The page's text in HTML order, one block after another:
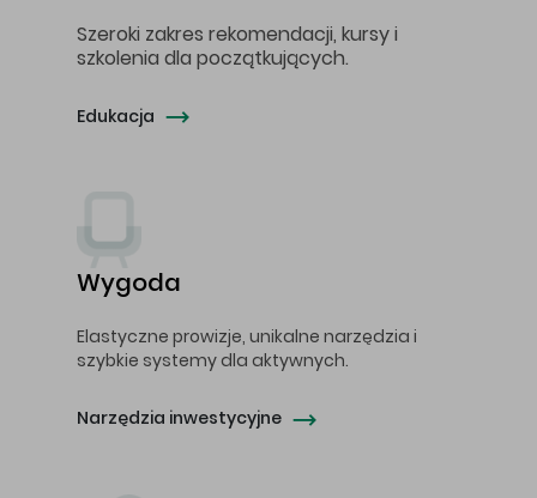
Szeroki zakres rekomendacji, kursy i
szkolenia dla początkujących.
Edukacja
Wygoda
Elastyczne prowizje, unikalne narzędzia i
szybkie systemy dla aktywnych.
Narzędzia inwestycyjne